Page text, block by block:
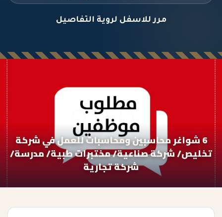
مرر للاسفل لروية التفاصيل
6 شواغر محاسبين ومحاسبات للعمل في شركة
تخليص/ شركة صناعية/ مختبرات طبية/ مدرسة/
شركة تجارية